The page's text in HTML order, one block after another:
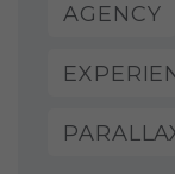
AGENCY